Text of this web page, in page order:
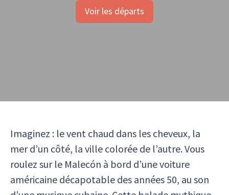
Voir les départs
Imaginez : le vent chaud dans les cheveux, la
mer d’un côté, la ville colorée de l’autre. Vous
roulez sur le Malecón à bord d’une voiture
américaine décapotable des années 50, au son